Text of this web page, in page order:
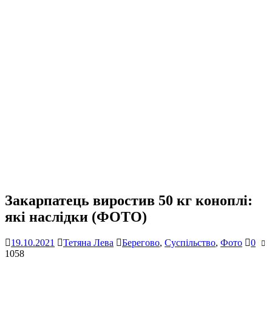
Закарпатець виростив 50 кг коноплі:
які наслідки (ФОТО)
19.10.2021 Тетяна Лева Берегово, Суспільство, Фото
0
1058